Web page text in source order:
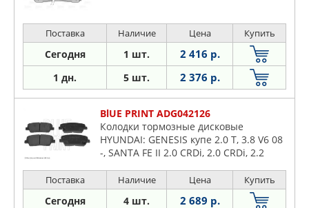
Поставка Наличие Цена Купить
Сегодня 1 шт. 2 416 р.
1 дн. 5 шт. 2 376 р.
BlUE PRINT ADG042126
Колодки тормозные дисковые
HYUNDAI: GENESIS купе 2.0 T, 3.8 V6 08
-, SANTA FE II 2.0 CRDi, 2.0 CRDi, 2.2
SORENTO 2.2 CRDi, 2.2 CRDi 4WD,
Поставка Наличие Цена Купить
Сегодня 4 шт. 2 689 р.